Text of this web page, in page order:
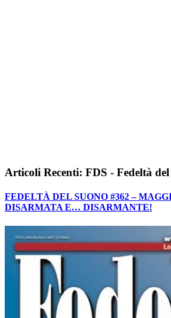
Articoli Recenti: FDS - Fedeltà
FEDELTÀ DEL SUONO #362 –
DISARMATA E… DISARMANTE!